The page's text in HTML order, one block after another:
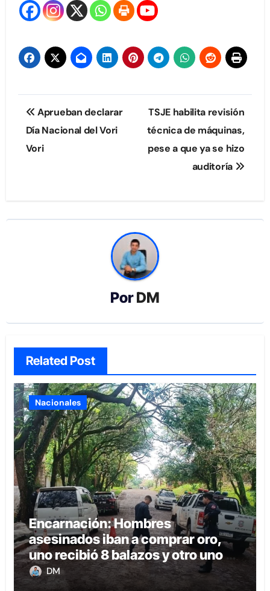
Navegación
de
entradas
Aprueban declarar
Día Nacional del Vori
Vori
TSJE habilita revisión
técnica de máquinas,
pese a que ya se hizo
auditoría
PorDM
Related Post
Nacionales
Encarnación: Hombres
asesinados iban a comprar oro,
uno recibió 8 balazos y otro uno en
la boca
DM